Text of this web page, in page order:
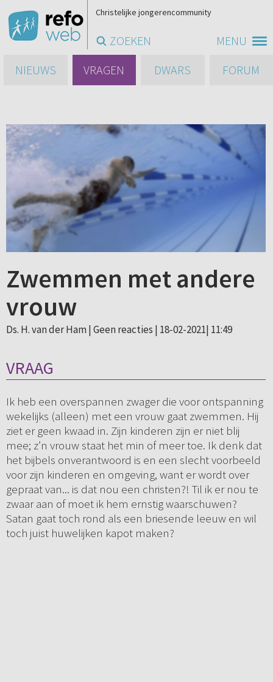
MENU
Christelijke jongerencommunity
ZOEKEN
NIEUWS
VRAGEN DWARS FORUM
Zwemmen met andere
vrouw
Ds. H. van der Ham | Geen reacties | 18-02-2021| 11:49
VRAAG
Ik heb een overspannen zwager die voor ontspanning
wekelijks (alleen) met een vrouw gaat zwemmen. Hij
ziet er geen kwaad in. Zijn kinderen zijn er niet blij
mee; z’n vrouw staat het min of meer toe. Ik denk dat
het bijbels onverantwoord is en een slecht voorbeeld
voor zijn kinderen en omgeving, want er wordt over
gepraat van... is dat nou een christen?! Til ik er nou te
zwaar aan of moet ik hem ernstig waarschuwen?
Satan gaat toch rond als een briesende leeuw en wil
toch juist huwelijken kapot maken?